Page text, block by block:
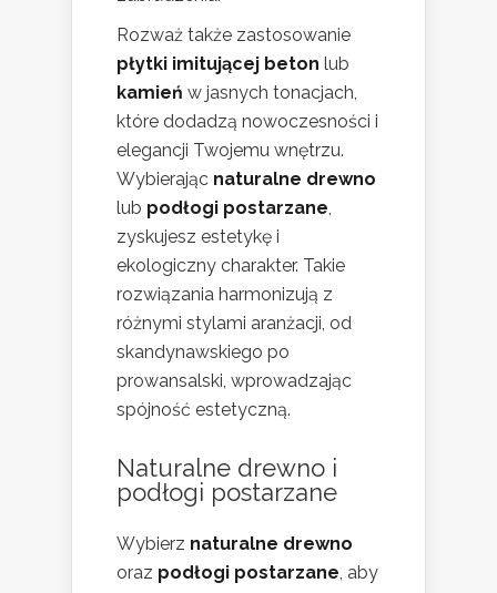
Rozważ także zastosowanie
płytki imitującej beton lub
kamień w jasnych tonacjach,
które dodadzą nowoczesności i
elegancji Twojemu wnętrzu.
Wybierając naturalne drewno
lub podłogi postarzane,
zyskujesz estetykę i
ekologiczny charakter. Takie
rozwiązania harmonizują z
różnymi stylami aranżacji, od
skandynawskiego po
prowansalski, wprowadzając
spójność estetyczną.
Naturalne drewno i
podłogi postarzane
Wybierz naturalne drewno
oraz podłogi postarzane, aby